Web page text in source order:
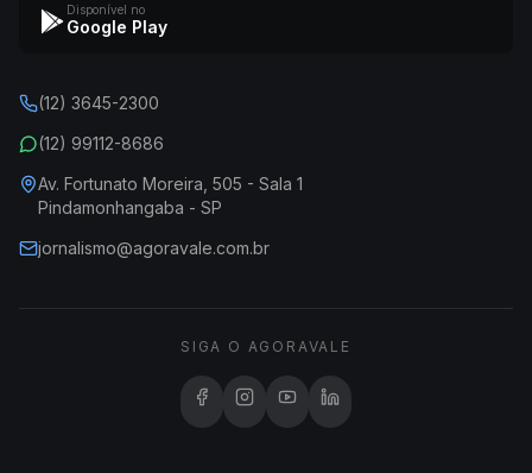
Disponível no
Google Play
(12) 3645-2300
(12) 99112-8686
Av. Fortunato Moreira, 505 - Sala 1
Pindamonhangaba - SP
jornalismo@agoravale.com.br
SIGA O AGORAVALE